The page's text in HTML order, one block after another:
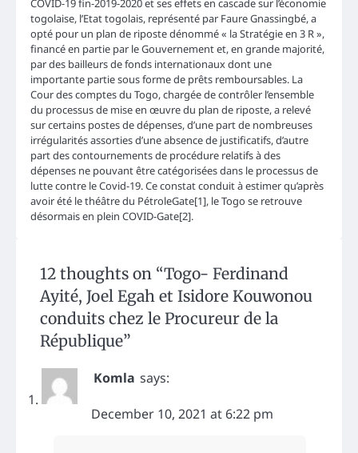
COVID-19 fin-2019-2020 et ses effets en cascade sur l’économie
togolaise, l’Etat togolais, représenté par Faure Gnassingbé, a
opté pour un plan de riposte dénommé « la Stratégie en 3 R »,
financé en partie par le Gouvernement et, en grande majorité,
par des bailleurs de fonds internationaux dont une
importante partie sous forme de prêts remboursables. La
Cour des comptes du Togo, chargée de contrôler l’ensemble
du processus de mise en œuvre du plan de riposte, a relevé
sur certains postes de dépenses, d’une part de nombreuses
irrégularités assorties d’une absence de justificatifs, d’autre
part des contournements de procédure relatifs à des
dépenses ne pouvant être catégorisées dans le processus de
lutte contre le Covid-19. Ce constat conduit à estimer qu’après
avoir été le théâtre du PétroleGate[1], le Togo se retrouve
désormais en plein COVID-Gate[2].
12 thoughts on “Togo- Ferdinand
Ayité, Joel Egah et Isidore Kouwonou
conduits chez le Procureur de la
République”
Komla says:
December 10, 2021 at 6:22 pm